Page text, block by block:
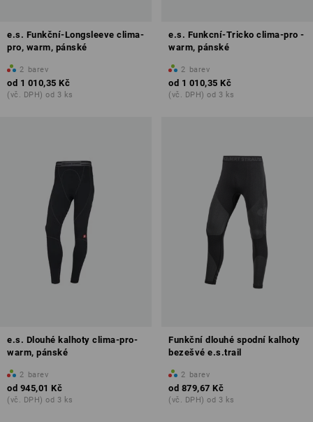
e.s. Funkční-Longsleeve clima-
pro, warm, pánské
2 barev
od 1 010,35 Kč
(vč. DPH) od 3 ks
e.s. Funkcní-Tricko clima-pro -
warm, pánské
2 barev
od 1 010,35 Kč
(vč. DPH) od 3 ks
e.s. Dlouhé kalhoty clima-pro-
warm, pánské
2 barev
od 945,01 Kč
(vč. DPH) od 3 ks
Funkční dlouhé spodní kalhoty
bezešvé e.s.trail
2 barev
od 879,67 Kč
(vč. DPH) od 3 ks